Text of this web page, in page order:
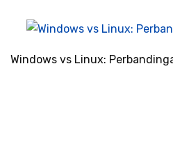
Windows vs Linux: